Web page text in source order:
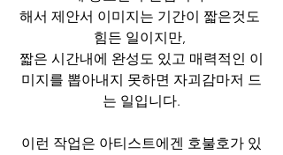
해서 제안서 이미지는 기간이 짧은것도
힘든 일이지만,
짧은 시간내에 완성도 있고 매력적인 이
미지를 뽑아내지 못하면 자괴감마저 드
는 일입니다.
이런 작업은 아티스트에겐 호불호가 있